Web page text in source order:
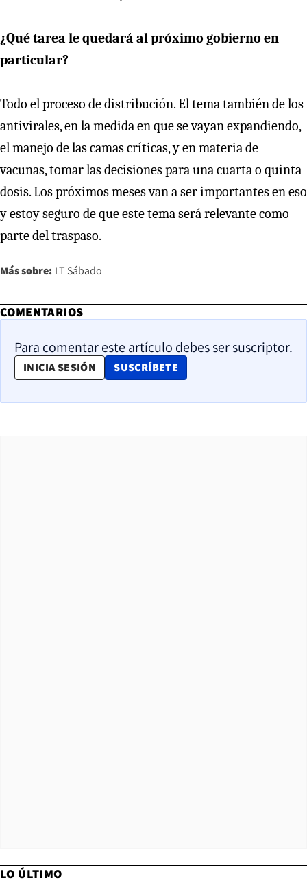
¿Qué tarea le quedará al próximo gobierno en
particular?
Todo el proceso de distribución. El tema también de los
antivirales, en la medida en que se vayan expandiendo,
el manejo de las camas críticas, y en materia de
vacunas, tomar las decisiones para una cuarta o quinta
dosis. Los próximos meses van a ser importantes en eso
y estoy seguro de que este tema será relevante como
parte del traspaso.
Más sobre: LT Sábado
COMENTARIOS
Para comentar este artículo debes ser suscriptor.
INICIA SESIÓN SUSCRÍBETE
OPENS IN NEW WINDOW
LO ÚLTIMO